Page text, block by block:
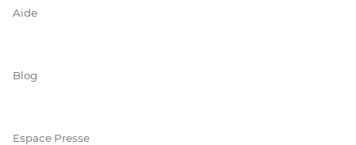
Aide
Blog
Espace Presse